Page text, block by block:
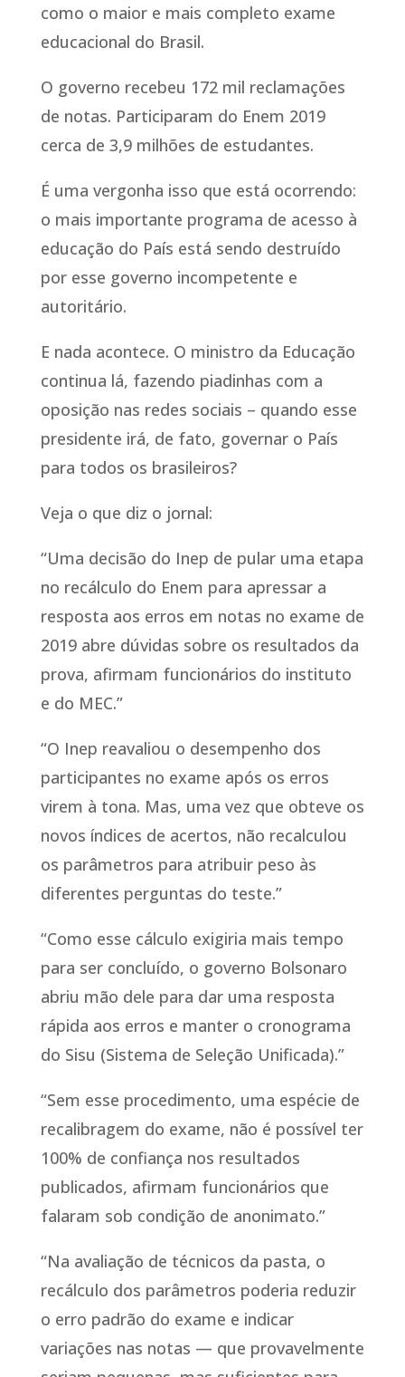
como o maior e mais completo exame
educacional do Brasil.
O governo recebeu 172 mil reclamações
de notas. Participaram do Enem 2019
cerca de 3,9 milhões de estudantes.
É uma vergonha isso que está ocorrendo:
o mais importante programa de acesso à
educação do País está sendo destruído
por esse governo incompetente e
autoritário.
E nada acontece. O ministro da Educação
continua lá, fazendo piadinhas com a
oposição nas redes sociais – quando esse
presidente irá, de fato, governar o País
para todos os brasileiros?
Veja o que diz o jornal:
“Uma decisão do Inep de pular uma etapa
no recálculo do Enem para apressar a
resposta aos erros em notas no exame de
2019 abre dúvidas sobre os resultados da
prova, afirmam funcionários do instituto
e do MEC.”
“O Inep reavaliou o desempenho dos
participantes no exame após os erros
virem à tona. Mas, uma vez que obteve os
novos índices de acertos, não recalculou
os parâmetros para atribuir peso às
diferentes perguntas do teste.”
“Como esse cálculo exigiria mais tempo
para ser concluído, o governo Bolsonaro
abriu mão dele para dar uma resposta
rápida aos erros e manter o cronograma
do Sisu (Sistema de Seleção Unificada).”
“Sem esse procedimento, uma espécie de
recalibragem do exame, não é possível ter
100% de confiança nos resultados
publicados, afirmam funcionários que
falaram sob condição de anonimato.”
“Na avaliação de técnicos da pasta, o
recálculo dos parâmetros poderia reduzir
o erro padrão do exame e indicar
variações nas notas — que provavelmente